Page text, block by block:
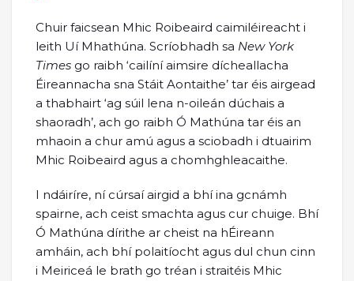
Chuir faicsean Mhic Roibeaird caimiléireacht i
leith Uí Mhathúna. Scríobhadh sa New York
Times go raibh ‘cailíní aimsire dícheallacha
Éireannacha sna Stáit Aontaithe’ tar éis airgead
a thabhairt ‘ag súil lena n-oileán dúchais a
shaoradh’, ach go raibh Ó Mathúna tar éis an
mhaoin a chur amú agus a sciobadh i dtuairim
Mhic Roibeaird agus a chomhghleacaithe.
I ndáiríre, ní cúrsaí airgid a bhí ina gcnámh
spairne, ach ceist smachta agus cur chuige. Bhí
Ó Mathúna dírithe ar cheist na hÉireann
amháin, ach bhí polaitíocht agus dul chun cinn
i Meiriceá le brath go tréan i straitéis Mhic